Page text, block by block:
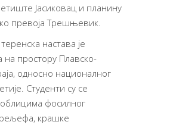
Јасиковац и планину
превоја Трешњевик.
настава је
на простору Плавско-
односно националног
Студенти су се
фосилног
рељефа, крашке